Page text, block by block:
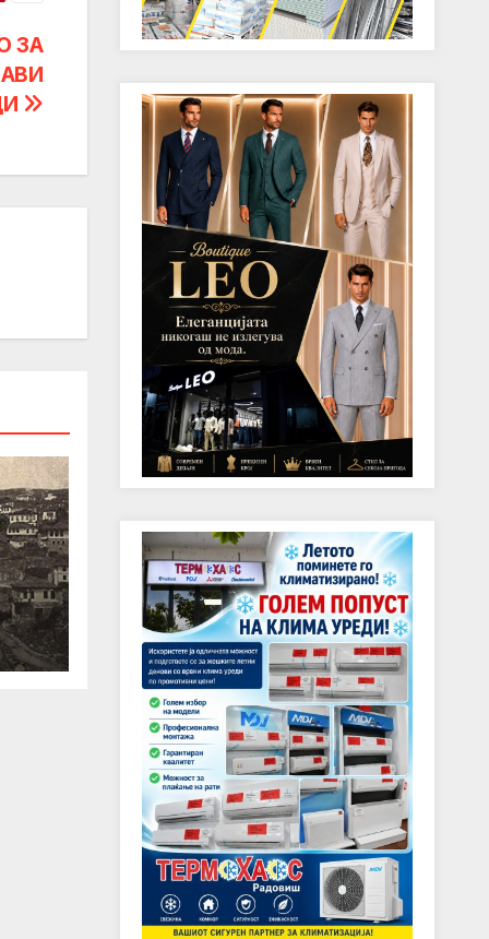
ЗА